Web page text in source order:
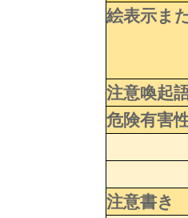
絵表示ま
注意喚起
危険有害
注意書き